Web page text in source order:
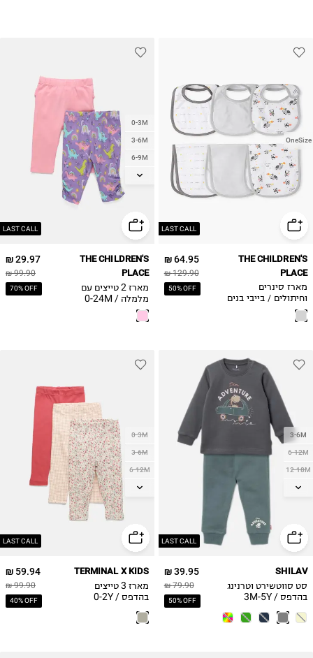
LAST CALL
OneSize
64.95 ₪
129.90 ₪
50% OFF
THE CHILDREN'S
PLACE
מארז סינרים
וחיתולים / בייבי בנים
LAST CALL
0-3M
3-6M
6-9M
9-12M
29.97 ₪
99.90 ₪
70% OFF
THE CHILDREN'S
PLACE
מארז 2 טייצים עם
מלמלה / 0-24M
LAST CALL
3-6M
6-12M
12-18M
18-24M
4Y
39.95 ₪
79.90 ₪
50% OFF
SHILAV
סט סווטשירט וטרנינג
בהדפס / 3M-5Y
LAST CALL
0-3M
3-6M
6-12M
12-18M
59.94 ₪
99.90 ₪
40% OFF
TERMINAL X KIDS
מארז 3 טייצים
בהדפס / 0-2Y